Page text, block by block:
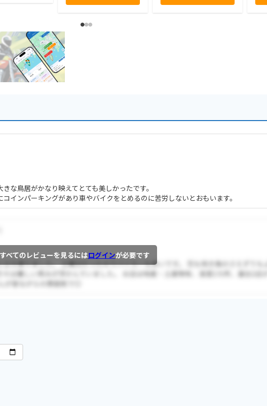
な鳥居がかなり映えてとても美しかったです。
インパーキングがあり車やバイクをとめるのに苦労しないとおもいます。
すべてのレビューを見るにはログインが必要です